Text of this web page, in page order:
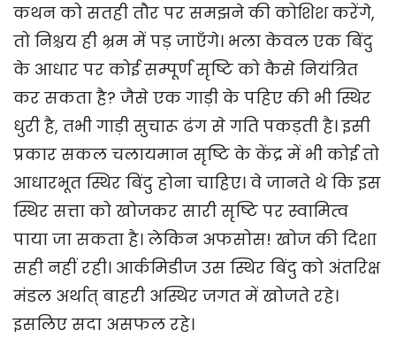
कथन को सतही तौर पर समझने की कोशिश करेंगे,
तो निश्चय ही भ्रम में पड़ जाएँगे। भला केवल एक बिंदु
के आधार पर कोई सम्पूर्ण सृष्टि को कैसे नियंत्रित
कर सकता है? जैसे एक गाड़ी के पहिए की भी स्थिर
धुरी है, तभी गाड़ी सुचारू ढंग से गति पकड़ती है। इसी
प्रकार सकल चलायमान सृष्टि के केंद्र में भी कोई तो
आधारभूत स्थिर बिंदु होना चाहिए। वे जानते थे कि इस
स्थिर सत्ता को खोजकर सारी सृष्टि पर स्वामित्व
पाया जा सकता है। लेकिन अफसोस! खोज की दिशा
सही नहीं रही। आर्कमिडीज उस स्थिर बिंदु को अंतरिक्ष
मंडल अर्थात् बाहरी अस्थिर जगत में खोजते रहे।
इसलिए सदा असफल रहे।